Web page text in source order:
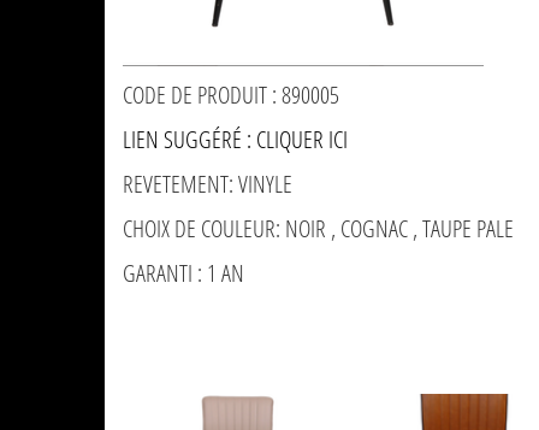
CODE DE PRODUIT : 890005
LIEN SUGGÉRÉ : CLIQUER ICI
REVETEMENT: VINYLE
CHOIX DE COULEUR: NOIR , COGNAC , TAUPE PALE
GARANTI : 1 AN